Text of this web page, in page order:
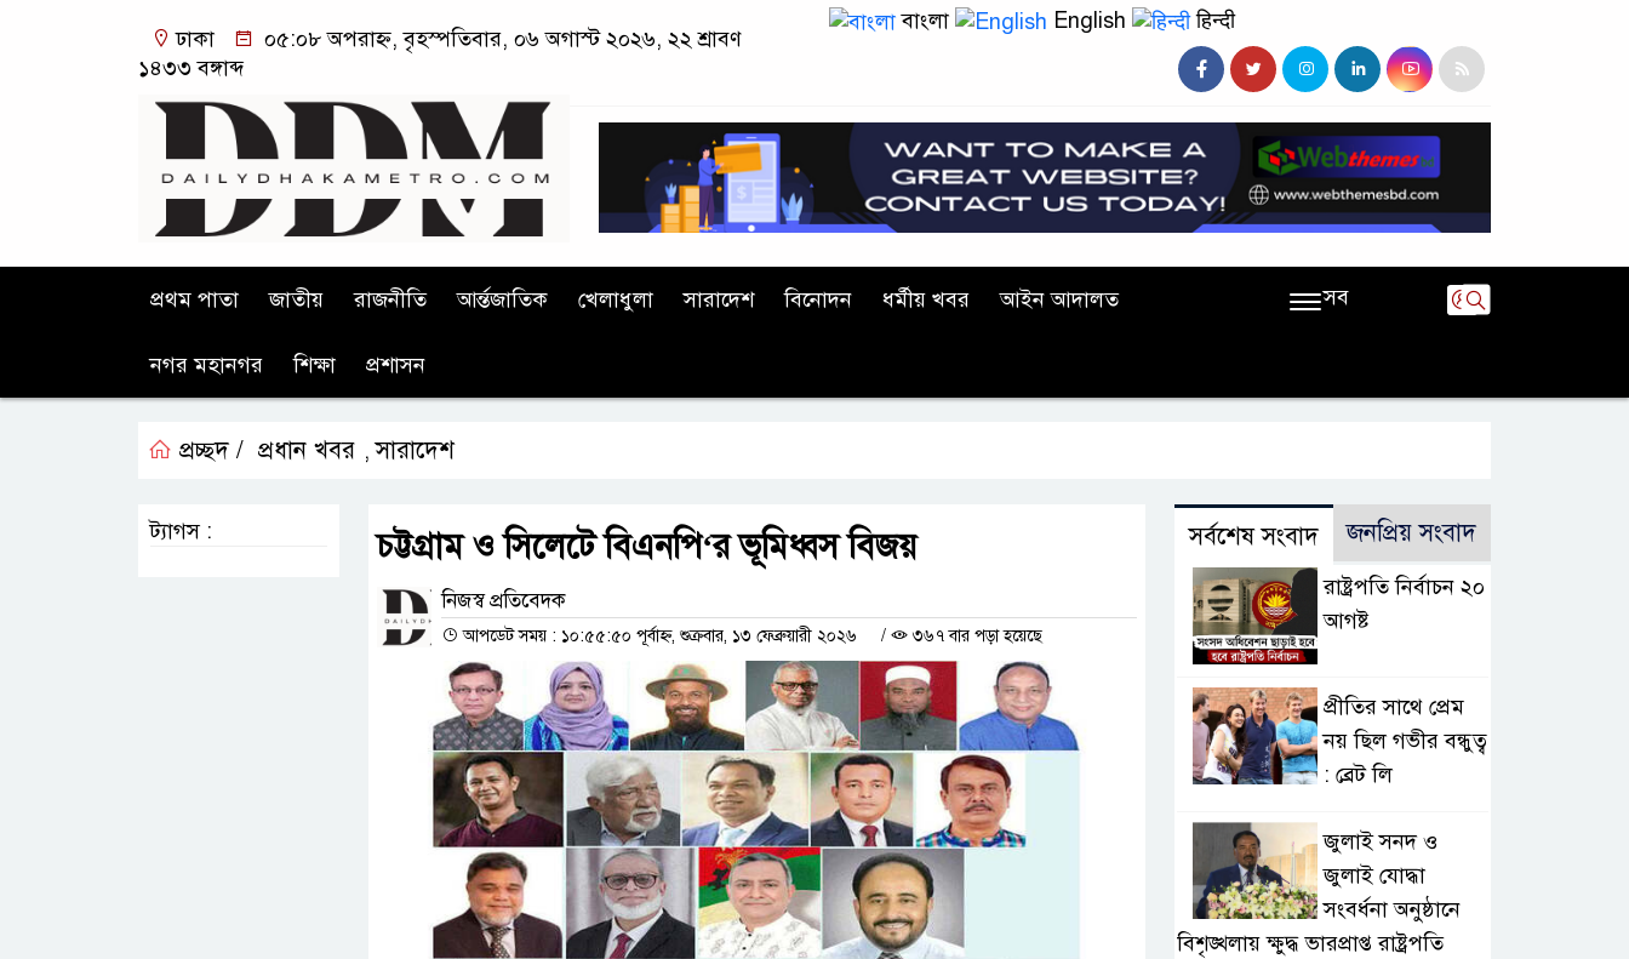
ঢাকা
০৫:০৮ অপরাহ্ন, বৃহস্পতিবার, ০৬ অগাস্ট ২০২৬, ২২ শ্রাবণ
১৪৩৩ বঙ্গাব্দ
বাংলা English हिन्दी
প্রথম পাতা জাতীয় রাজনীতি আর্ন্তজাতিক খেলাধুলা সারাদেশ বিনোদন ধর্মীয় খবর আইন আদালত
নগর মহানগর শিক্ষা প্রশাসন
সব
প্রচ্ছদ / প্রধান খবর ,সারাদেশ
চট্টগ্রাম ও সিলেটে বিএনপি‘র ভূমিধ্বস বিজয়
নিজস্ব প্রতিবেদক
আপডেট সময় : ১০:৫৫:৫০ পূর্বাহ্ন, শুক্রবার, ১৩ ফেব্রুয়ারী ২০২৬ / ৩৬৭ বার পড়া হয়েছে
ট্যাগস : সর্বশেষ সংবাদ জনপ্রিয় সংবাদ
রাষ্ট্রপতি নির্বাচন ২০
আগষ্ট
প্রীতির সাথে প্রেম
নয় ছিল গভীর বন্ধুত্ব
: ব্রেট লি
জুলাই সনদ ও
জুলাই যোদ্ধা
সংবর্ধনা অনুষ্ঠানে
বিশৃঙ্খলায় ক্ষুদ্ধ ভারপ্রাপ্ত রাষ্ট্রপতি